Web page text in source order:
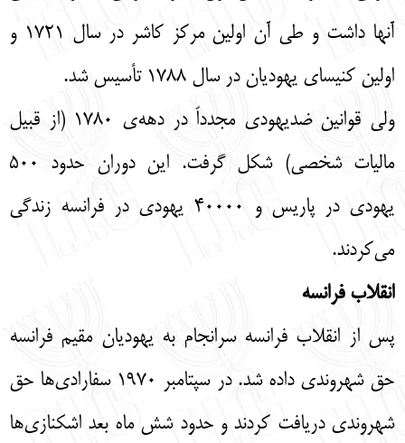
آنها داشت و طی آن اولین مرکز کاشر در سال 1721 و
اولین کنیسای یهودیان در سال 1788 تأسیس شد.
ولی قوانین ضدیهودی مجدداً در دهه‌ی 1780 (از قبیل
مالیات شخصی) شکل گرفت. این دوران حدود 500
یهودی در پاریس و 40000 یهودی در فرانسه زندگی
می‌کردند.
انقلاب فرانسه
پس از انقلاب فرانسه سرانجام به یهودیان مقیم فرانسه
حق شهروندی داده شد. در سپتامبر 1970 سفارادی‌ها حق
شهروندی دریافت کردند و حدود شش ماه بعد اشکنازی‌ها